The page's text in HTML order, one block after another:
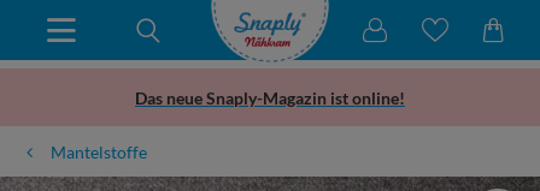
Das neue Snaply-Magazin ist online!
Mantelstoffe